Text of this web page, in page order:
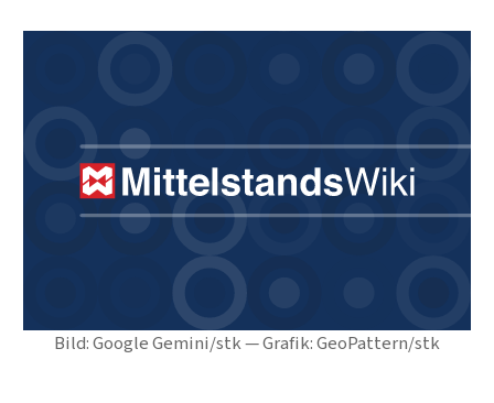
Bild: Google Gemini/stk — Grafik: GeoPattern/stk